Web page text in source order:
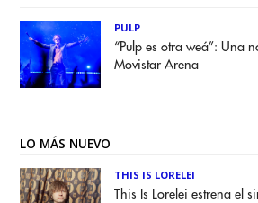
PULP
“Pulp es otra weá”: Una
Movistar Arena
LO MÁS NUEVO
THIS IS LORELEI
This Is Lorelei estrena el